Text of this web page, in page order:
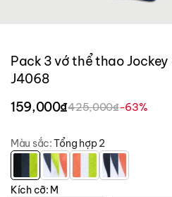
Pack 3 vớ thể thao
J4068
159,000₫425,000₫-63%
Màu sắc:Tổng hợp 2
Kích cỡ: M